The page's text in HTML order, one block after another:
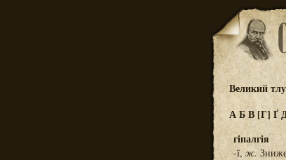
Великий
АБВ[Г] Ґ
гіпалгія
-ї, ж.